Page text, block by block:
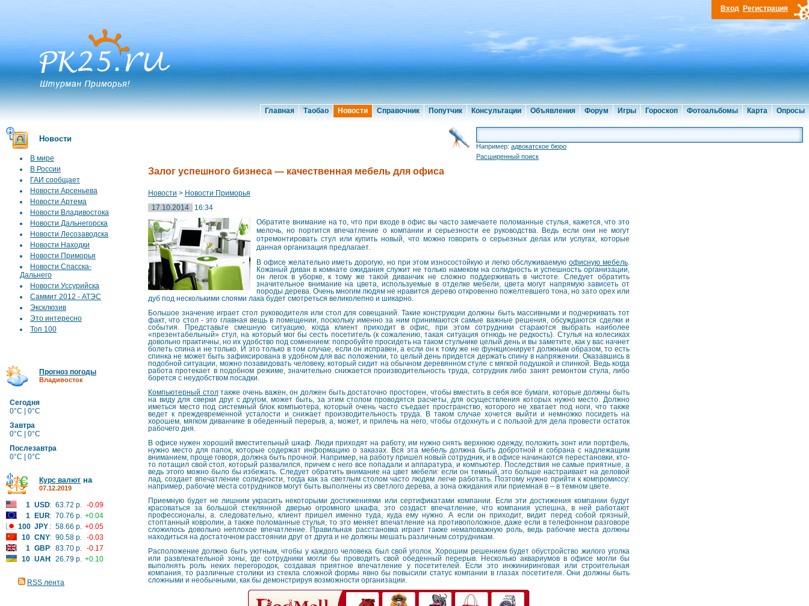
Главная Таобао Новости Справочник Попутчик Консультации Объявления Форум Игры Гороскоп Фотоальбомы Карта Опросы
Вход Регистрация
Новости
В мире
В России
ГАИ сообщает
Новости Арсеньева
Новости Артема
Новости Владивостока
Новости Дальнегорска
Новости Лесозаводска
Новости Находки
Новости Приморья
Новости Спасска-
Дальнего
Новости Уссурийска
Саммит 2012 - АТЭС
Эксклюзив
Это интересно
Топ 100
Прогноз погоды
Владивосток
Сегодня
0°C | 0°C
Завтра
0°C | 0°C
Послезавтра
0°C | 0°C
Курс валют на
07.12.2019
1 USD: 63.72 р. -0.09
1
EUR: 70.76 р. +0.04
100 JPY : 58.66 р. +0.05
10 CNY: 90.58 р. -0.03
1 GBP: 83.70 р. -0.17
10 UAH: 26.79 р. +0.10
RSS лента
Например: адвокатское бюро
Расширенный поиск
Залог успешного бизнеса — качественная мебель для офиса
Новости > Новости Приморья
17.10.2014
16:34
Обратите внимание на то, что при входе в офис вы часто замечаете поломанные стулья, кажется, что это
мелочь, но портится впечатление о компании и серьезности ее руководства. Ведь если они не могут
отремонтировать стул или купить новый, что можно говорить о серьезных делах или услугах, которые
данная организация предлагает.
В офисе желательно иметь дорогую, но при этом износостойкую и легко обслуживаемуюофисную мебель.
Кожаный диван в комнате ожидания служит не только намеком на солидность и успешность организации,
он легок в уборке, к тому же такой диванчик не сложно поддерживать в чистоте. Следует обратить
значительное внимание на цвета, используемые в отделке мебели, цвета могут напрямую зависеть от
породы дерева. Очень многим людям не нравится дерево откровенно пожелтевшего тона, но зато орех или
дуб под несколькими слоями лака будет смотреться великолепно и шикарно.
Большое значение играет стол руководителя или стол для совещаний. Такие конструкции должны быть массивными и подчеркивать тот
факт, что стол - это главная вещь в помещении, поскольку именно за ним принимаются самые важные решения, обсуждаются сделки и
события. Представьте смешную ситуацию, когда клиент приходит в офис, при этом сотрудники стараются выбрать наиболее
«презентабельный» стул, на который мог бы сесть посетитель (к сожалению, такая ситуация отнюдь не редкость). Стулья на колесиках
довольно практичны, но их удобство под сомнением: попробуйте просидеть на таком стульчике целый день и вы заметите, как у вас начнет
болеть спина и не только. И это только в том случае, если он исправен, а если он к тому же не функционирует должным образом, то есть
спинка не может быть зафиксирована в удобном для вас положении, то целый день придется держать спину в напряжении. Оказавшись в
подобной ситуации, можно позавидовать человеку, который сидит на обычном деревянном стуле с мягкой подушкой и спинкой. Ведь когда
работа протекает в подобном режиме, значительно снижается производительность труда, сотрудник либо занят ремонтом стула, либо
борется с неудобством посадки.
Компьютерный столтакже очень важен, он должен быть достаточно просторен, чтобы вместить в себя все бумаги, которые должны быть
на виду для сверки друг с другом, может быть, за этим столом проводятся расчеты, для осуществления которых нужно место. Должно
иметься место под системный блок компьютера, который очень часто съедает пространство, которого не хватает под ноги, что также
ведет к преждевременной усталости и снижает производительность труда. В таком случае хочется выйти и немножко посидеть на
хорошем, мягком диванчике в обеденный перерыв, а, может, и прилечь на него, чтобы отдохнуть и с пользой для дела провести остаток
рабочего дня.
В офисе нужен хороший вместительный шкаф. Люди приходят на работу, им нужно снять верхнюю одежду, положить зонт или портфель,
нужно место для папок, которые содержат информацию о заказах. Вся эта мебель должна быть добротной и собрана с надлежащим
вниманием, проще говоря, должна быть прочной. Например, на работу пришел новый сотрудник, и в офисе начинаются перестановки, кто-
то потащил свой стол, который развалился, причем с него все попадали и аппаратура, и компьютер. Последствия не самые приятные, а
ведь этого можно было бы избежать. Следует обратить внимание на цвет мебели: если он темный, это больше настраивает на деловой
лад, создает впечатление солидности, тогда как за светлым столом часто людям легче работать. Поэтому нужно прийти к компромиссу:
например, рабочие места сотрудников могут быть выполнены из светлого дерева, а зона ожидания или приемная в – в темном цвете.
Приемную будет не лишним украсить некоторыми достижениями или сертификатами компании. Если эти достижения компании будут
красоваться за большой стеклянной дверью огромного шкафа, это создаст впечатление, что компания успешна, в ней работают
профессионалы, а. следовательно, клиент пришел именно туда, куда ему нужно. А если он приходит, видит перед собой грязный,
стоптанный ковролин, а также поломанные стулья, то это меняет впечатление на противоположное, даже если в телефонном разговоре
сложилось довольно неплохое впечатление. Правильная расстановка играет также немаловажную роль, ведь рабочие места должны
находиться на достаточном расстоянии друг от друга и не должны мешать различным сотрудникам.
Расположение должно быть уютным, чтобы у каждого человека был свой уголок. Хорошим решением будет обустройство жилого уголка
или развлекательной зоны, где сотрудники могли бы проводить свой обеденный перерыв. Несколько аквариумов в офисе могли бы
выполнять роль неких перегородок, создавая приятное впечатление у посетителей. Если это инжиниринговая или строительная
компания, то различные столики из стекла сложной формы явно бы повысили статус компании в глазах посетителя. Они должны быть
сложными и необычными, как бы демонстрируя возможности организации.